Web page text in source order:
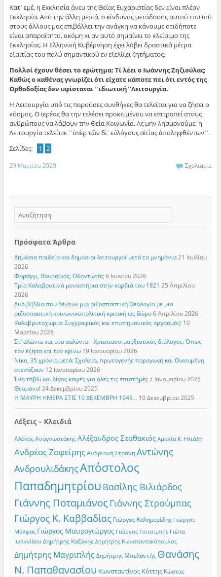
Κατ᾽ εμέ, η Εκκλησία άνευ της Θείας Ευχαριστίας δεν είναι πλέον
Εκκλησία. Από την άλλη μεριά, ο κίνδυνος μετάδοσης αυτού του ιού
στους άλλους μας επιβάλλει την ανάγκη να κάνουμε οτιδήποτε
είναι απαραίτητο, ακόμη κι αν αυτό σημαίνει το κλείσιμο της
Εκκλησίας. Η Ελληνική Κυβέρνηση έχει λάβει δραστικά μέτρα
εξαιτίας του πολύ σημαντικού εν εξελίξει ζητήματος.
Πολλοί έχουν θέσει το ερώτημα: Τί λέει ο Ιωάννης Ζηζιούλας;
Καθώς ο καθένας γνωρίζει ότι είχατε κάποτε πει ότι εντός της
Ορθοδοξίας δεν υφίσταται ῾῾ιδιωτική᾽᾽Λειτουργία.
Η Λειτουργία υπό τις παρούσες συνθήκες θα τελείται για να ζήσει ο
κόσμος. Ο ιερέας θα την τελέσει προκειμένου να επιτραπεί στους
ανθρώπους να λάβουν την Θεία Κοινωνία. Ας μην λησμονούμε, η
Λειτουργία τελείται ῾῾ὑπὲρ τῶν δι᾽ εὐλόγους αἰτίας ἀποληφθέντων᾽᾽.
Σελίδες:
1 2
29 Μαρτίου 2020 Σχολιάστε
Πρόσφατα Άρθρα
Δημόσια παιδεία και δημόσιοι λειτουργοί μετά τα μνημόνια 21 Ιουλίου
2026
Φαράγγι, Βουραϊκός, Οδοντωτός 6 Ιουνίου 2026
Τρία Καλαβρυτινά μοναστήρια στην καρδιά του 1821 25 Απριλίου
2026
Δυό βιβλία που δένουν μια ριζοσπαστική Θεολογία με μια
ριζοσπαστική κοινωνικοπολιτική κριτική ως δώρο 6 Απριλίου 2026
Καλαβρυτοχώρια: Συγγραφικός και επιστημονικός οργασμός! 10
Μαρτίου 2026
Στ’ αλώνια και στα σαλόνια – Χριστιανο-μαρξιστικός διάλογος: Όπως
τον έζησα και τον κρίνω 19 Ιανουαρίου 2026
Νίκο, 35 χρόνια μετά: Σχολεία, πρωτογενής παραγωγή και Οικουμένη
στενάζουν 12 Ιανουαρίου 2026
Ένα τάβλι και λίγος καφές για όλες τις επιστήμες 7 Ιανουαρίου 2026
Θεομάνα! 24 Δεκεμβρίου 2025
Η ΜΑΥΡΗ ΗΜΕΡΑ ΣΤΙΣ 10 ΔΕΚΕΜΒΡΗ 1943… 10 Δεκεμβρίου 2025
Λέξεις – Κλειδιά
Αλέκος Αναγνωστάκης Αλέξανδρος Σταθακιός Αμαλία Κ. Ηλιάδη
Ανδρέας Ζαφείρης Ανδριανή Στράνη Αντώνης
ΑνδρουλιδάκηςΑπόστολος
Παπαδημητρίου Βασίλης Βιλιάρδος
Γιάννης Ποταμιάνος Γιάννης Στρούμπας
Γιώργος Κ. Καββαδίας Γιώργος Καλημερίδης Γιώργος
Μάλφας Γιώργος Μαυρογιώργος Γιώργος Τσιτσιμπής Γιώτα
Ιωαννίδου Δημήτρης Καζάκης Δημήτρης Κωνσταντακόπουλος
Δημήτρης Μαγριπλής Δημήτρης Μπελαντής Θανάσης
Ν. Παπαθανασίου Κωνσταντίνος Κόττης Κώστας